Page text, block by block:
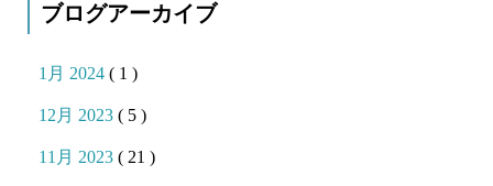
ブログアーカイブ
1月 2024( 1 )
12月 2023( 5 )
11月 2023( 21 )